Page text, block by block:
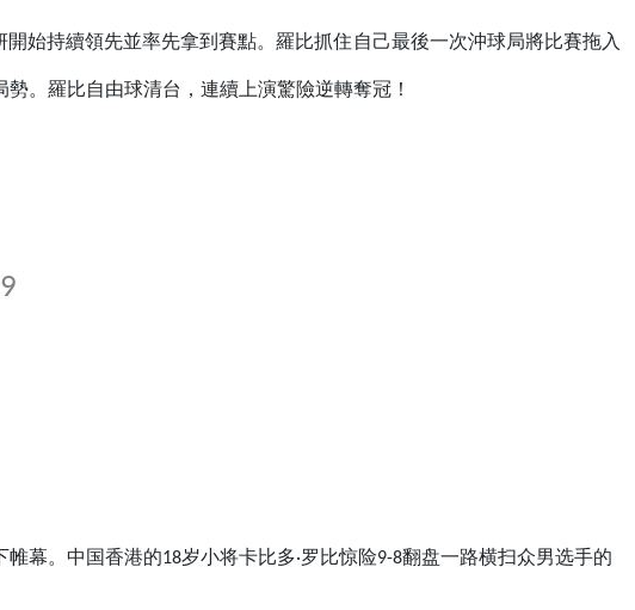
始持續領先並率先拿到賽點。羅比抓住自己最後一次沖球局將比賽拖入
。羅比自由球清台，連續上演驚險逆轉奪冠！
幕。中国香港的18岁小将卡比多·罗比惊险9-8翻盘一路横扫众男选手的